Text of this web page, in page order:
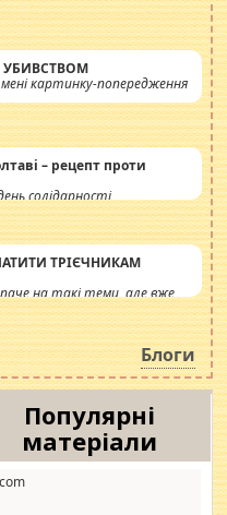
УБИВСТВОМ
мені картинку-попередження
– рецепт проти
солідарності
ТРІЄЧНИКАМ
на такі теми, але вже
інсенуації
питання. Штучно
катастрофа.
Блоги
Популярні
матеріали